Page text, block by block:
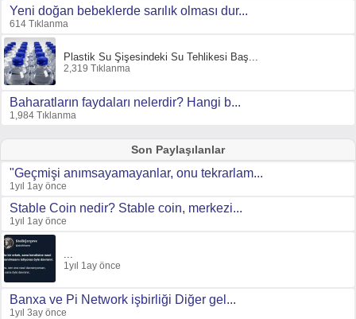
Yeni doğan bebeklerde sarılık olması dur...
614 Tıklanma
Plastik Su Şişesindeki Su Tehlikesi Baş...
2,319 Tıklanma
Baharatların faydaları nelerdir? Hangi b...
1,984 Tıklanma
Son Paylaşılanlar
"Geçmişi anımsayamayanlar, onu tekrarlam...
1yıl 1ay önce
Stable Coin nedir? Stable coin, merkezi...
1yıl 1ay önce
...
1yıl 1ay önce
Banxa ve Pi Network işbirliği Diğer gel...
1yıl 3ay önce